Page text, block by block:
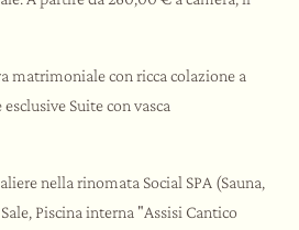
matrimoniale con ricca colazione a
Suite con vasca
nella rinomata Social SPA (Sauna,
Piscina interna "Assisi Cantico